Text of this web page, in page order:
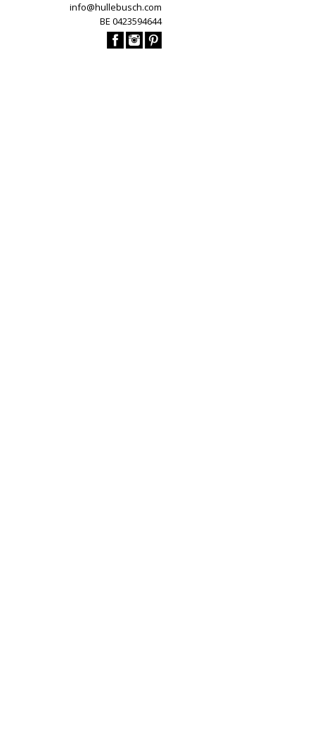
info@hullebusch.com
BE 0423594644